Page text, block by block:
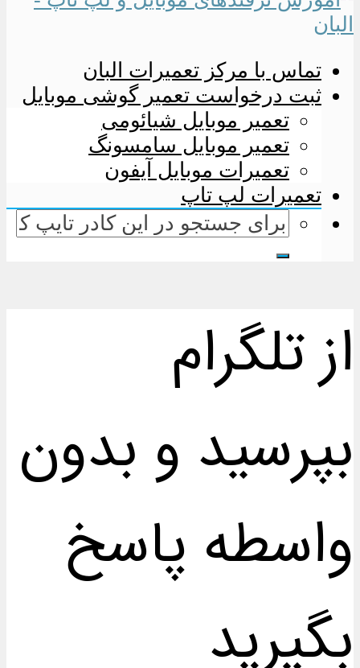
تماس با مرکز تعمیرات البان
ثبت درخواست تعمیر گوشی موبایل
تعمیر موبایل شیائومی
تعمیر موبایل سامسونگ
تعمیرات موبایل آیفون
تعمیرات لپ تاپ
از تلگرام
بپرسید و بدون
واسطه پاسخ
بگیرید